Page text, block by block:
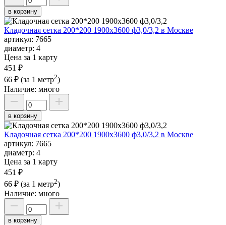
в корзину
Кладочная сетка 200*200 1900х3600 ф3,0/3,2 в Москве
артикул: 7665
диаметр: 4
Цена за 1 карту
451 ₽
66 ₽ (за 1 метр2)
Наличие: много
в корзину
Кладочная сетка 200*200 1900х3600 ф3,0/3,2 в Москве
артикул: 7665
диаметр: 4
Цена за 1 карту
451 ₽
66 ₽ (за 1 метр2)
Наличие: много
в корзину